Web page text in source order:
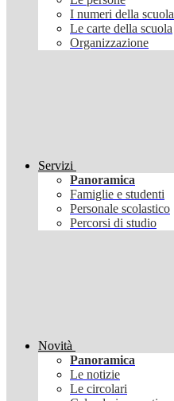
I numeri della scuola
Le carte della scuola
Organizzazione
Servizi
Panoramica
Famiglie e studenti
Personale scolastico
Percorsi di studio
Novità
Panoramica
Le notizie
Le circolari